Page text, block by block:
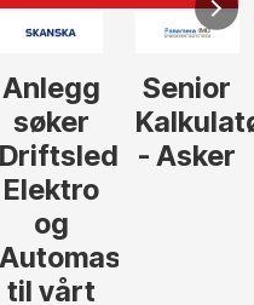
Senior
Tilbudsleder
Anlegg
- Oslo